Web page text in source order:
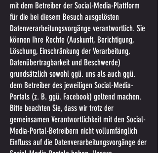
mit dem Betreiber der Social-Media-Plattform
für die bei diesem Besuch ausgelösten
Datenverarbeitungsvorgänge verantwortlich. Sie
können Ihre Rechte (Auskunft, Berichtigung,
Löschung, Einschränkung der Verarbeitung,
Datenübertragbarkeit und Beschwerde)
grundsätzlich sowohl ggü. uns als auch ggü.
dem Betreiber des jeweiligen Social-Media-
Portals (z. B. ggü. Facebook) geltend machen.
Bitte beachten Sie, dass wir trotz der
gemeinsamen Verantwortlichkeit mit den Social-
Media-Portal-Betreibern nicht vollumfänglich
Einfluss auf die Datenverarbeitungsvorgänge der